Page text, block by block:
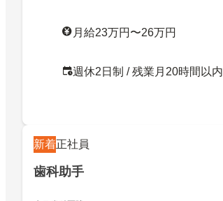
月給23万円〜26万円
週休2日制 / 残業月20時間以内
新着正社員
歯科助手